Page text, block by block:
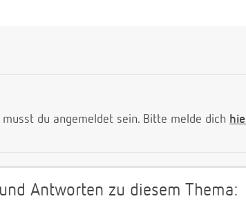
du angemeldet sein. Bitte melde dich
Antworten zu diesem Thema: